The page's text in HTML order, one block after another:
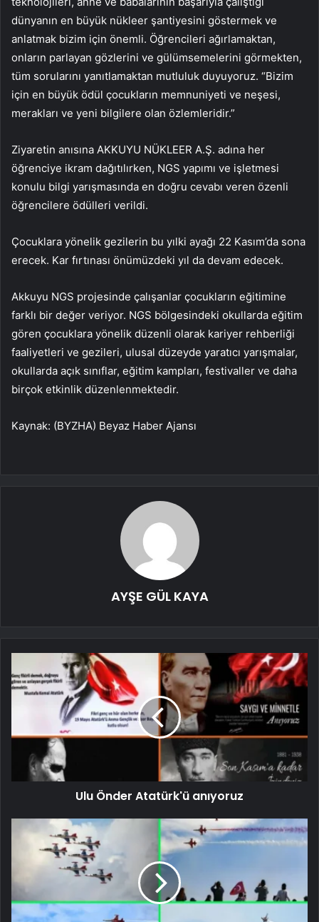
dünyanın en büyük nükleer şantiyesini göstermek ve
anlatmak bizim için önemli. Öğrencileri ağırlamaktan,
onların parlayan gözlerini ve gülümsemelerini görmekten,
tüm sorularını yanıtlamaktan mutluluk duyuyoruz. “Bizim
için en büyük ödül çocukların memnuniyeti ve neşesi,
merakları ve yeni bilgilere olan özlemleridir.”
Ziyaretin anısına AKKUYU NÜKLEER A.Ş. adına her
öğrenciye ikram dağıtılırken, NGS yapımı ve işletmesi
konulu bilgi yarışmasında en doğru cevabı veren özenli
öğrencilere ödülleri verildi.
Çocuklara yönelik gezilerin bu yılki ayağı 22 Kasım’da sona
erecek. Kar fırtınası önümüzdeki yıl da devam edecek.
Akkuyu NGS projesinde çalışanlar çocukların eğitimine
farklı bir değer veriyor. NGS bölgesindeki okullarda eğitim
gören çocuklara yönelik düzenli olarak kariyer rehberliği
faaliyetleri ve gezileri, ulusal düzeyde yaratıcı yarışmalar,
okullarda açık sınıflar, eğitim kampları, festivaller ve daha
birçok etkinlik düzenlenmektedir.
Kaynak: (BYZHA) Beyaz Haber Ajansı
AYŞE GÜL KAYA
Ulu Önder Atatürk'ü anıyoruz